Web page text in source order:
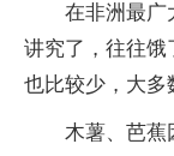
在非洲最广
讲究了，往往饿
也比较少，大多
木薯、芭蕉